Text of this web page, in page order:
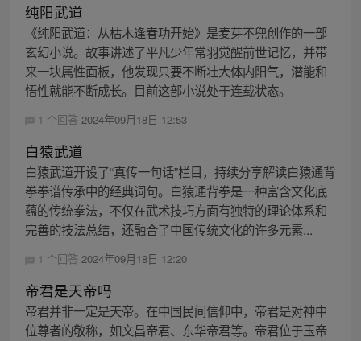
纯阳武道
《纯阳武道：从枯木逢春功开始》是麦芽不兜创作的一部
玄幻小说。故事讲述了平凡少年常羽觉醒前世记忆，并带
来一块属性面板，他发现只要不断壮大体内阳气，潜能和
悟性就能不断成长。目前这部小说处于连载状态。
1 个回答 2024年09月18日 12:53
白猿武道
白猿武道开设了“真传一句话”栏目，持续分享解读白猿通背
拳拳谱传承中的经典词句。白猿通背拳是一种富含文化底
蕴的传统拳法，不仅在武术技巧方面有独特的理论体系和
完善的技法总结，还融合了中国传统文化的许多元素...
1 个回答 2024年09月18日 12:20
帝君是天帝吗
帝君并非一定是天帝。在中国民间信仰中，帝君是对神中
位尊者的敬称，如文昌帝君、东华帝君等。帝君位于玉帝